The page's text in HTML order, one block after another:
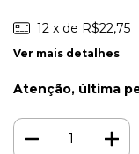
12 x de R$22,75
Ver mais detalhes
Atenção, última